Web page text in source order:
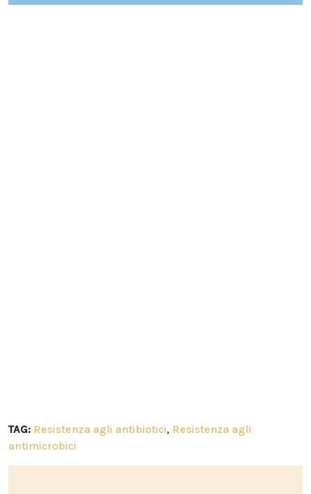
TAG: Resistenza agli antibiotici, Resistenza agli
antimicrobici